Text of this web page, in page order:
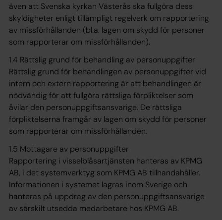
även att Svenska kyrkan Västerås ska fullgöra dess
skyldigheter enligt tillämpligt regelverk om rapportering
av missförhållanden (bl.a. lagen om skydd för personer
som rapporterar om missförhållanden).
1.4 Rättslig grund för behandling av personuppgifter
Rättslig grund för behandlingen av personuppgifter vid
intern och extern rapportering är att behandlingen är
nödvändig för att fullgöra rättsliga förpliktelser som
åvilar den personuppgiftsansvarige. De rättsliga
förpliktelserna framgår av lagen om skydd för personer
som rapporterar om missförhållanden.
1.5 Mottagare av personuppgifter
Rapportering i visselblåsartjänsten hanteras av KPMG
AB, i det systemverktyg som KPMG AB tillhandahåller.
Informationen i systemet lagras inom Sverige och
hanteras på uppdrag av den personuppgiftsansvarige
av särskilt utsedda medarbetare hos KPMG AB.